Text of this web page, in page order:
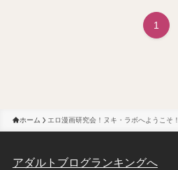
1
ホーム エロ漫画研究会！ヌキ・ラボへようこそ！
アダルトブログランキングへ